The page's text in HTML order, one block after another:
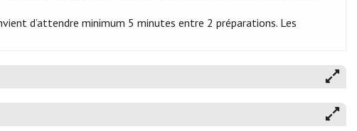
d’attendre minimum 5 minutes entre 2 préparations. Les